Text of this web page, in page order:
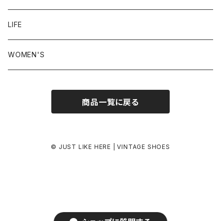
24.5-25.0 cm
25.0-25.5 cm
26.0-26.5 cm
26.5-27.0 cm
LIFE
WOMEN'S
商品一覧に戻る
© JUST LIKE HERE | VINTAGE SHOES